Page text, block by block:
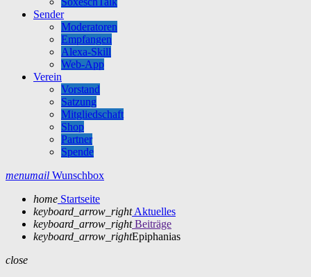
Sender
Moderatoren
Empfangen
Alexa-Skill
Web-App
Verein
Vorstand
Satzung
Mitgliedschaft
Shop
Partner
Spende
menumail Wunschbox
home Startseite
keyboard_arrow_rightAktuelles
keyboard_arrow_right Beiträge
keyboard_arrow_rightEpiphanias
close